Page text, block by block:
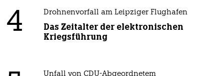
4 Drohnenvorfall am Leipziger Flughafen
Das Zeitalter der elektronischen
Kriegsführung
Unfall von CDU-Abgeordnetem